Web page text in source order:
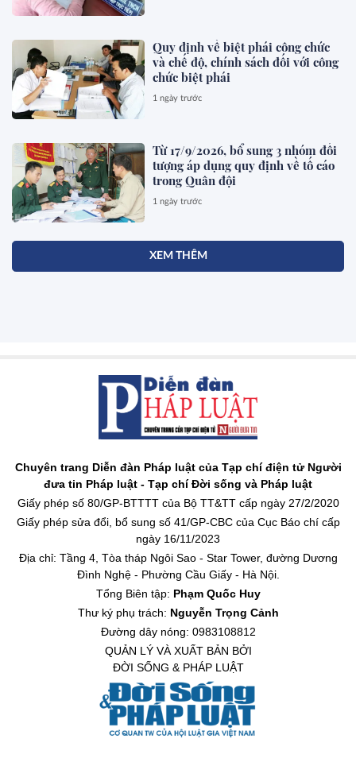
Quy định về biệt phái công chức
và chế độ, chính sách đối với công
chức biệt phái
1 ngày trước
Từ 17/9/2026, bổ sung 3 nhóm đối
tượng áp dụng quy định về tố cáo
trong Quân đội
1 ngày trước
XEM THÊM
Chuyên trang Diễn đàn Pháp luật của Tạp chí điện tử Người
đưa tin Pháp luật - Tạp chí Đời sống và Pháp luật
Giấy phép số 80/GP-BTTTT của Bộ TT&TT cấp ngày 27/2/2020
Giấy phép sửa đổi, bổ sung số 41/GP-CBC của Cục Báo chí cấp
ngày 16/11/2023
Địa chỉ: Tầng 4, Tòa tháp Ngôi Sao - Star Tower, đường Dương
Đình Nghệ - Phường Cầu Giấy - Hà Nội.
Tổng Biên tập: Phạm Quốc Huy
Thư ký phụ trách: Nguyễn Trọng Cảnh
Đường dây nóng: 0983108812
QUẢN LÝ VÀ XUẤT BẢN BỞI
ĐỜI SỐNG & PHÁP LUẬT